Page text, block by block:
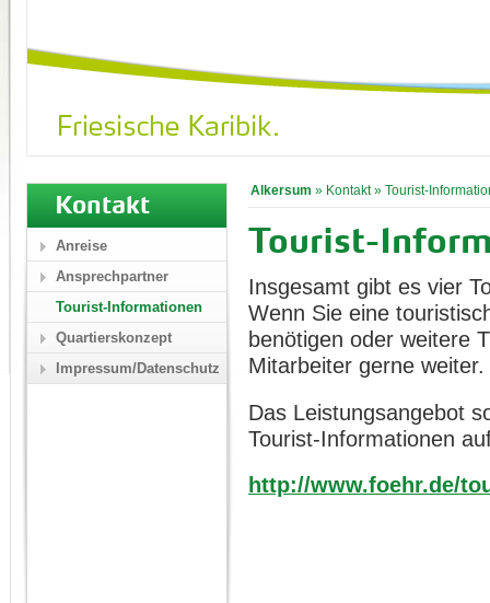
Alkersum » Kontakt» Tourist-
Tourist-
Insgesamt gibt es vier
Wenn Sie eine
benötigen oder weitere
Mitarbeiter gerne weiter.
Das Leistungsangebot
Tourist-Informationen
http://www.foehr.de/
Kontakt
Anreise
Ansprechpartner
Tourist-Informationen
Quartierskonzept
Impressum/Datenschutz